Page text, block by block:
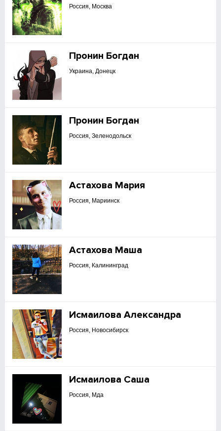
Россия, Москва
Пронин Богдан
Украина, Донецк
Пронин Богдан
Россия, Зеленодольск
Астахова Мария
Россия, Мариинск
Астахова Маша
Россия, Калининград
Исмаилова Александра
Россия, Новосибирск
Исмаилова Саша
Россия, Мда